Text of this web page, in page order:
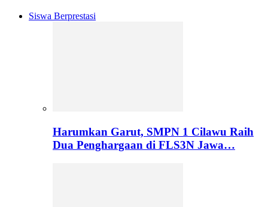
Siswa Berprestasi
Harumkan Garut, SMPN 1 Cilawu Raih
Dua Penghargaan di FLS3N Jawa…